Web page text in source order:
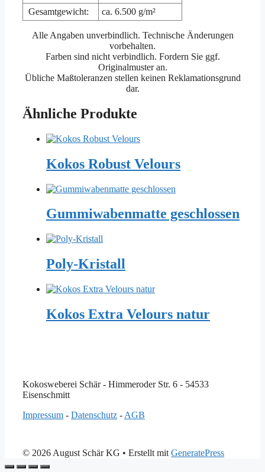
Gesamtgewicht:
ca. 6.500 g/m²
Alle Angaben unverbindlich. Technische Änderungen
vorbehalten.
Farben sind nicht verbindlich. Fordern Sie ggf.
Originalmuster an.
Übliche Maßtoleranzen stellen keinen Reklamationsgrund
dar.
Ähnliche Produkte
Kokos Robust Velours
Gummiwabenmatte geschlossen
Poly-Kristall
Kokos Extra Velours natur
Kokosweberei Schär - Himmeroder Str. 6 - 54533
Eisenschmitt
Impressum - Datenschutz - AGB
© 2026 August Schär KG • Erstellt mit GeneratePress